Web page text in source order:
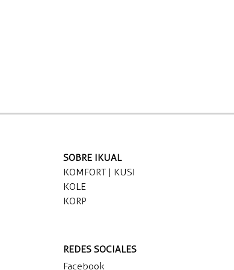
SOBRE IKUAL
KOMFORT | KUSI
KOLE
KORP
REDES SOCIALES
Facebook